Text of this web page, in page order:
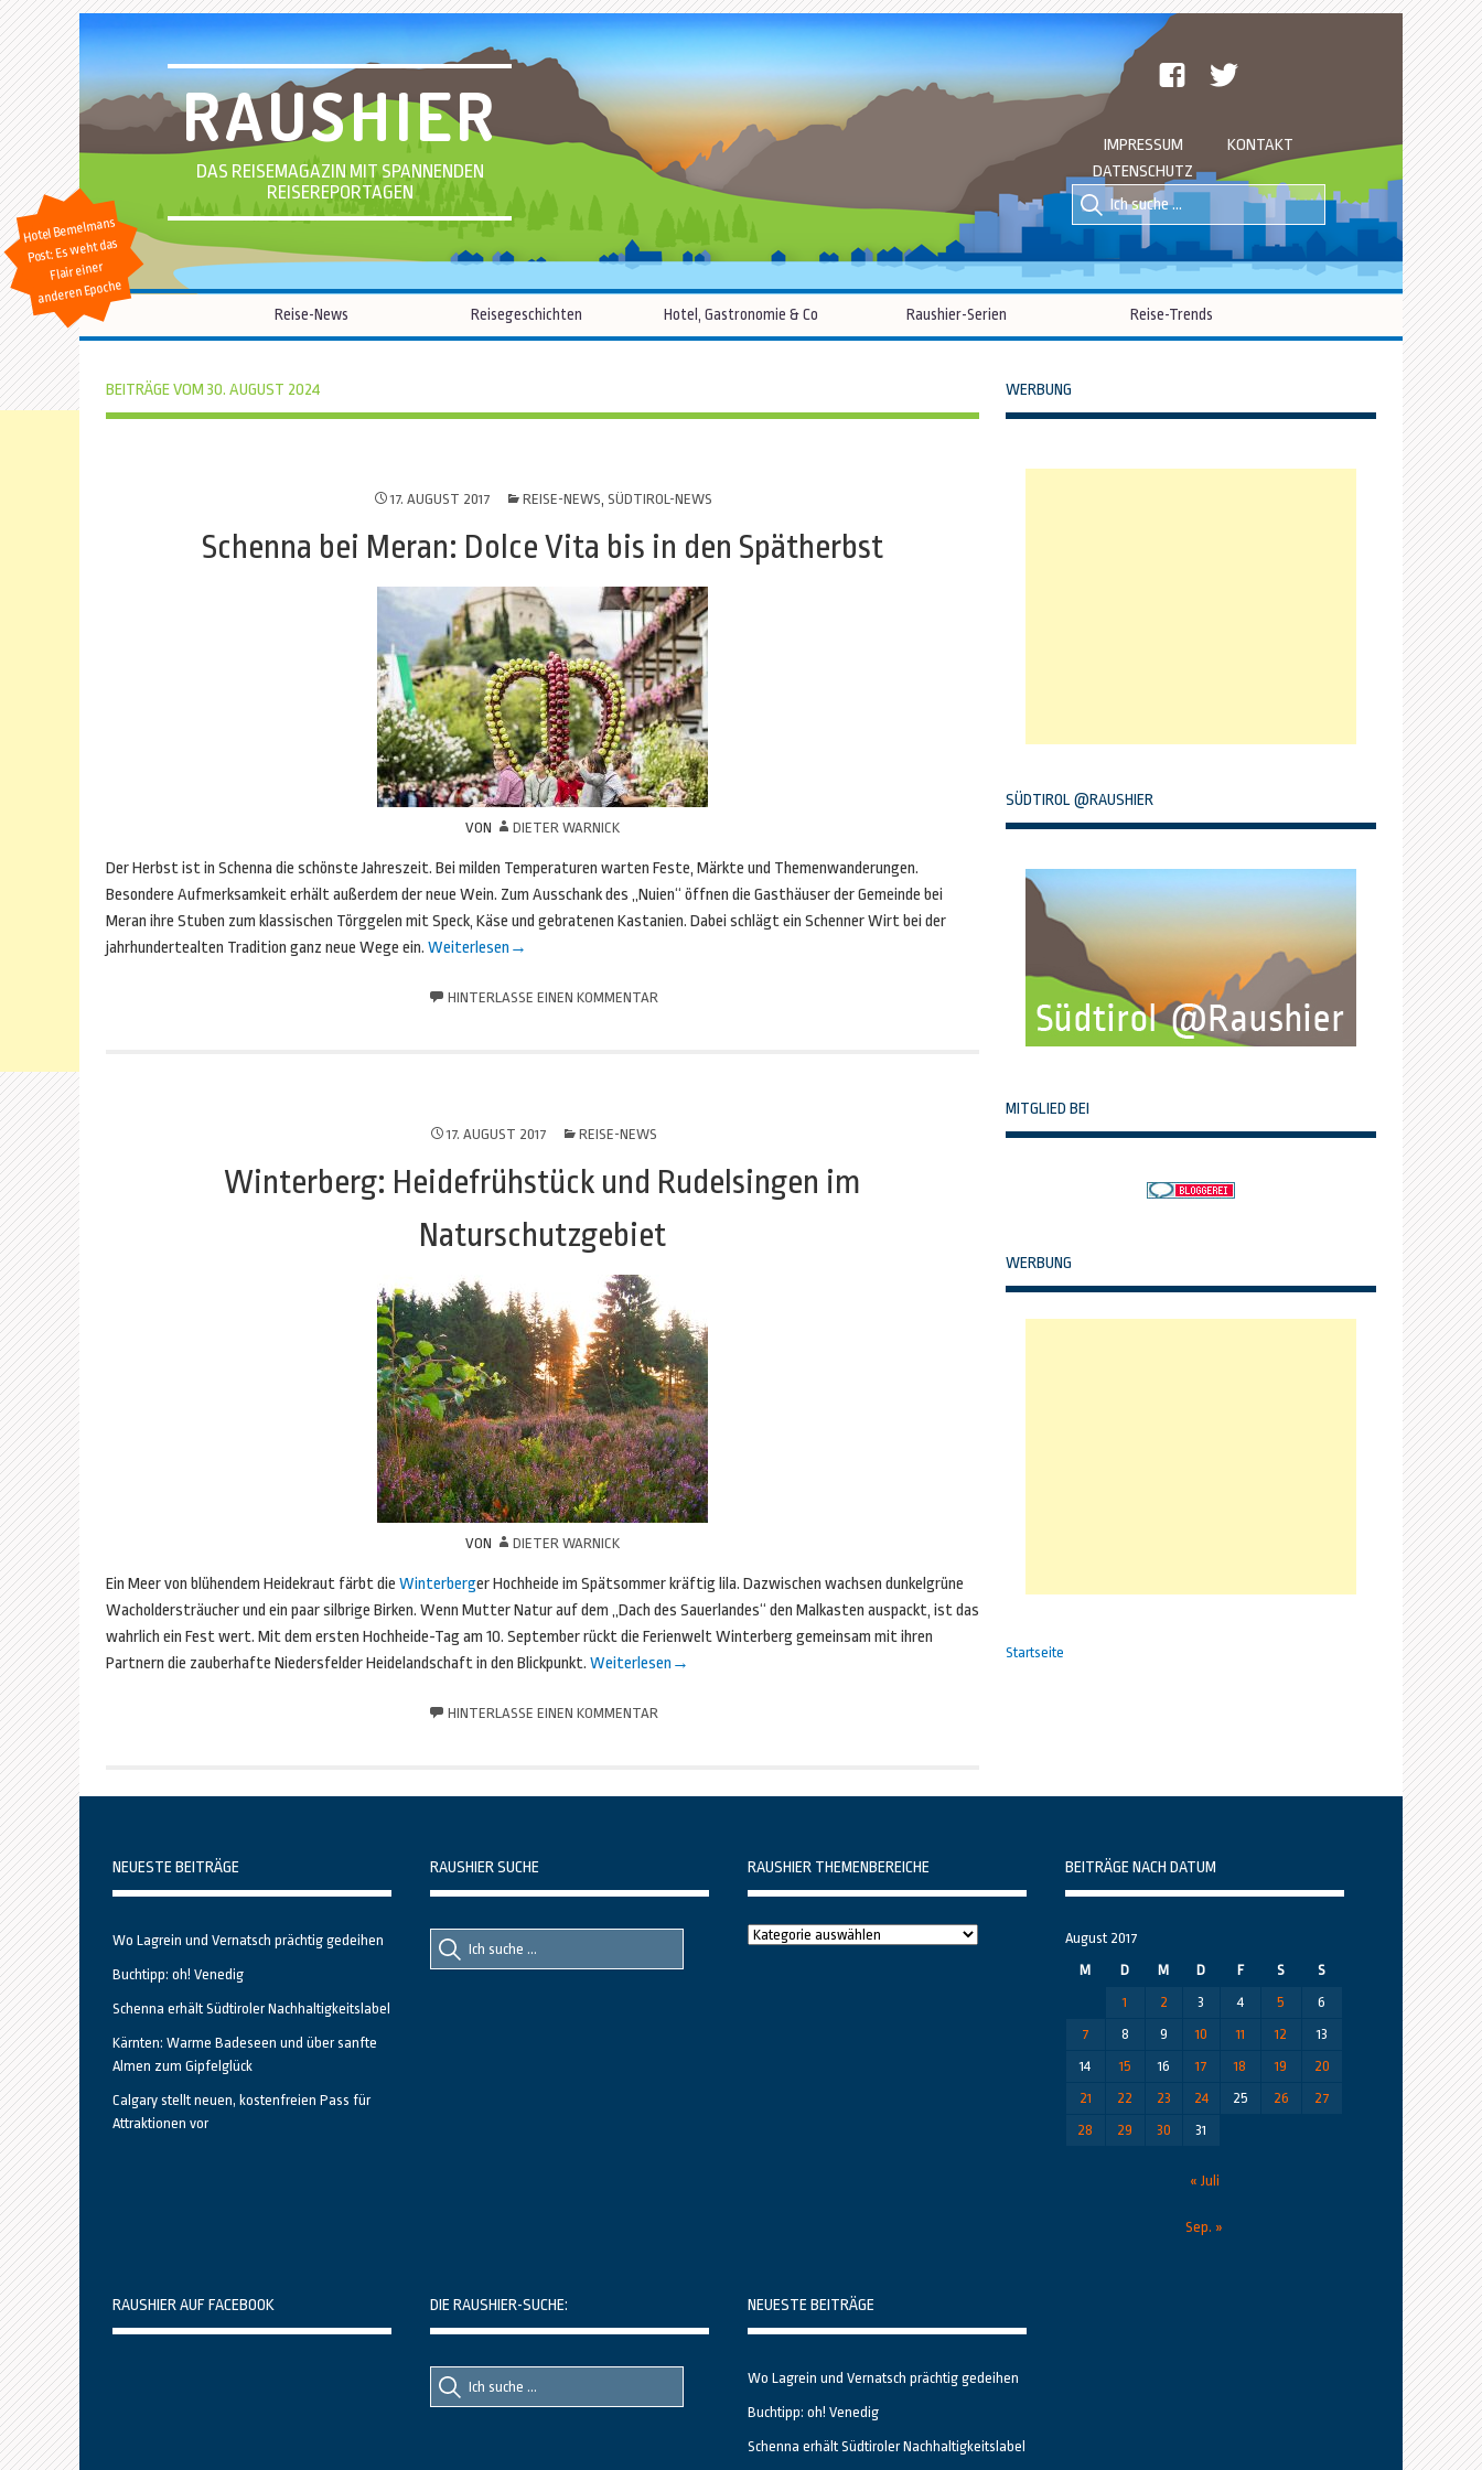
RAUSHIER
DAS REISEMAGAZIN MIT SPANNENDEN
REISEREPORTAGEN
facebook
IMPRESSUM
KONTAKT
DATENSCHUTZ
Suche
nach::
Suche
nach:
Hotel Bemelmans
Post: Es weht das
Flair einer
anderen Epoche
Reise-News Reisegeschichten Hotel, Gastronomie & Co Raushier-Serien Reise-Trends
BEITRÄGE VOM 30. AUGUST 2024
17. AUGUST 2017 REISE-NEWS, SÜDTIROL-NEWS
Schenna bei Meran: Dolce Vita bis in den Spätherbst
VON DIETER WARNICK
Der Herbst ist in Schenna die schönste Jahreszeit. Bei milden Temperaturen warten Feste, Märkte und Themenwanderungen.
Besondere Aufmerksamkeit erhält außerdem der neue Wein. Zum Ausschank des „Nuien“ öffnen die Gasthäuser der Gemeinde bei
Meran ihre Stuben zum klassischen Törggelen mit Speck, Käse und gebratenen Kastanien. Dabei schlägt ein Schenner Wirt bei der
jahrhundertealten Tradition ganz neue Wege ein. Weiterlesen →
HINTERLASSE EINEN KOMMENTAR
17. AUGUST 2017 REISE-NEWS
Winterberg: Heidefrühstück und Rudelsingen im
Naturschutzgebiet
VON DIETER WARNICK
Ein Meer von blühendem Heidekraut färbt die Winterberger Hochheide im Spätsommer kräftig lila. Dazwischen wachsen dunkelgrüne
Wacholdersträucher und ein paar silbrige Birken. Wenn Mutter Natur auf dem „Dach des Sauerlandes“ den Malkasten auspackt, ist das
wahrlich ein Fest wert. Mit dem ersten Hochheide-Tag am 10. September rückt die Ferienwelt Winterberg gemeinsam mit ihren
Partnern die zauberhafte Niedersfelder Heidelandschaft in den Blickpunkt. Weiterlesen →
HINTERLASSE EINEN KOMMENTAR
WERBUNG
SÜDTIROL @RAUSHIER
MITGLIED BEI
WERBUNG
Startseite
NEUESTE BEITRÄGE
Wo Lagrein und Vernatsch prächtig gedeihen
Buchtipp: oh! Venedig
Schenna erhält Südtiroler Nachhaltigkeitslabel
Kärnten: Warme Badeseen und über sanfte
Almen zum Gipfelglück
Calgary stellt neuen, kostenfreien Pass für
Attraktionen vor
RAUSHIER SUCHE
Suche
nach::
Suche
nach:
RAUSHIER THEMENBEREICHE
Raushier
BEITRÄGE NACH DATUM
August 2017
M
D M D F S
S
1
2 3 4 5
6
7
8 9 10 11 12
13
14
15 16 17 18 19
20
21
22 23 24 25 26
27
28
29 30 31
« Juli
Sep. »
RAUSHIER AUF FACEBOOK DIE RAUSHIER-SUCHE:
Suche
nach::
Suche
nach:
NEUESTE BEITRÄGE
Wo Lagrein und Vernatsch prächtig gedeihen
Buchtipp: oh! Venedig
Schenna erhält Südtiroler Nachhaltigkeitslabel